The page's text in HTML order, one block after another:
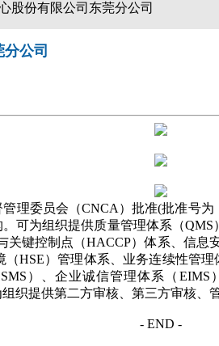
股份有限公司东莞分公司
公司
理委员会（CNCA）批准(批准号
可为组织提供质量管理体系（
键控制点（HACCP）体系、信
HSE）管理体系、业务连续性管
）、企业诚信管理体系（
织提供第二方审核、第三方审核、
- END -